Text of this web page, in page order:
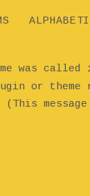
was called
or